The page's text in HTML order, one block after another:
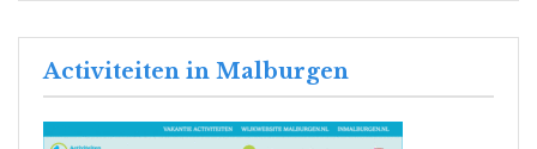
Activiteiten in Malburgen